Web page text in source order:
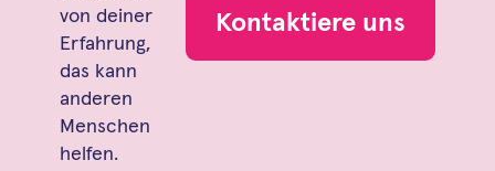
von deiner
Erfahrung,
das kann
anderen
Menschen
helfen.
Kontaktiere uns